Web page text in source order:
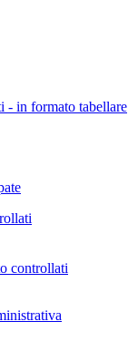
in formato tabellare
controllati